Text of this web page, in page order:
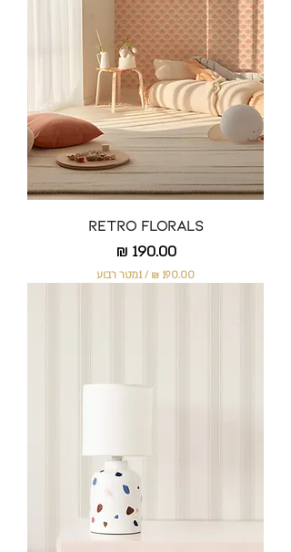
‏
₪
ל
-
1
מ
ט
ר
ר
ב
ו
Retro Florals
מחיר‏190.00 ‏₪
/1מטר רבוע
ט
ר
ב